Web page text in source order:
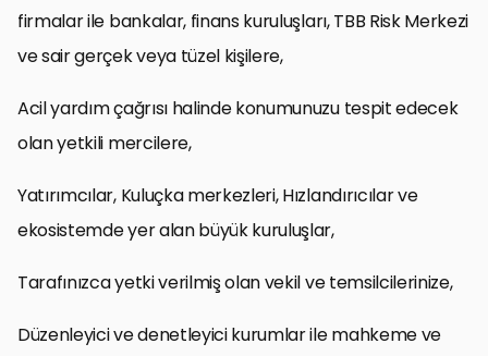
firmalar ile bankalar, finans kuruluşları, TBB Risk Merkezi
ve sair gerçek veya tüzel kişilere,
Acil yardım çağrısı halinde konumunuzu tespit edecek
olan yetkili mercilere,
Yatırımcılar, Kuluçka merkezleri, Hızlandırıcılar ve
ekosistemde yer alan büyük kuruluşlar,
Tarafınızca yetki verilmiş olan vekil ve temsilcilerinize,
Düzenleyici ve denetleyici kurumlar ile mahkeme ve